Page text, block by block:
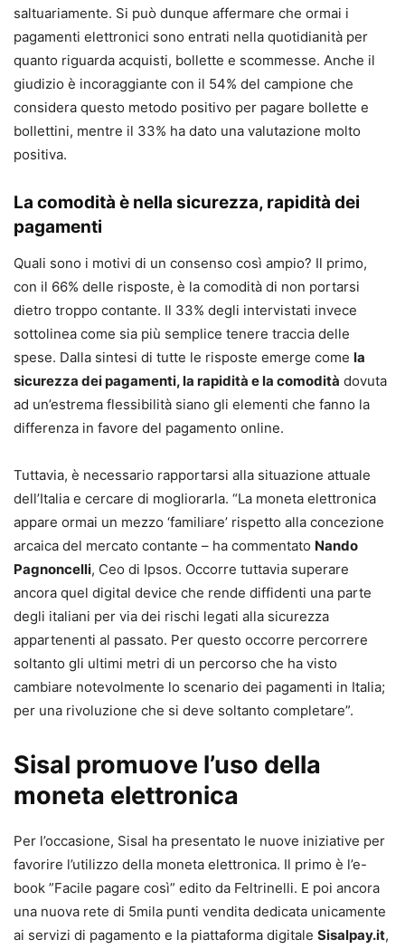
saltuariamente. Si può dunque affermare che ormai i
pagamenti elettronici sono entrati nella quotidianità per
quanto riguarda acquisti, bollette e scommesse. Anche il
giudizio è incoraggiante con il 54% del campione che
considera questo metodo positivo per pagare bollette e
bollettini, mentre il 33% ha dato una valutazione molto
positiva.
La comodità è nella sicurezza, rapidità dei
pagamenti
Quali sono i motivi di un consenso così ampio? Il primo,
con il 66% delle risposte, è la comodità di non portarsi
dietro troppo contante. Il 33% degli intervistati invece
sottolinea come sia più semplice tenere traccia delle
spese. Dalla sintesi di tutte le risposte emerge come la
sicurezza dei pagamenti, la rapidità e la comodità dovuta
ad un’estrema flessibilità siano gli elementi che fanno la
differenza in favore del pagamento online.
Tuttavia, è necessario rapportarsi alla situazione attuale
dell’Italia e cercare di mogliorarla. “La moneta elettronica
appare ormai un mezzo ‘familiare’ rispetto alla concezione
arcaica del mercato contante – ha commentato Nando
Pagnoncelli, Ceo di Ipsos. Occorre tuttavia superare
ancora quel digital device che rende diffidenti una parte
degli italiani per via dei rischi legati alla sicurezza
appartenenti al passato. Per questo occorre percorrere
soltanto gli ultimi metri di un percorso che ha visto
cambiare notevolmente lo scenario dei pagamenti in Italia;
per una rivoluzione che si deve soltanto completare”.
Sisal promuove l’uso della
moneta elettronica
Per l’occasione, Sisal ha presentato le nuove iniziative per
favorire l’utilizzo della moneta elettronica. Il primo è l’e-
book ”Facile pagare così” edito da Feltrinelli. E poi ancora
una nuova rete di 5mila punti vendita dedicata unicamente
ai servizi di pagamento e la piattaforma digitale Sisalpay.it,